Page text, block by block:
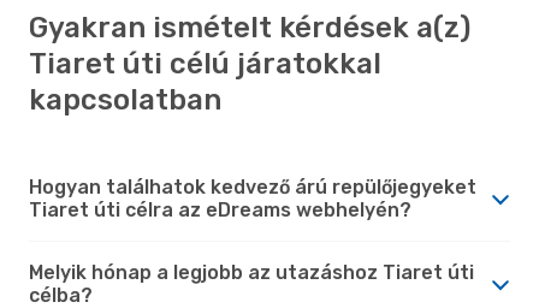
Gyakran ismételt kérdések a(z)
Tiaret úti célú járatokkal
kapcsolatban
Hogyan találhatok kedvező árú repülőjegyeket
Tiaret úti célra az eDreams webhelyén?
Melyik hónap a legjobb az utazáshoz Tiaret úti
célba?